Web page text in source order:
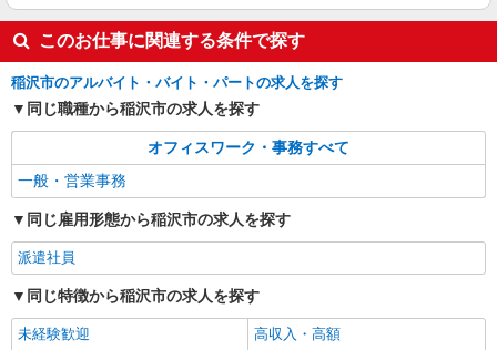
このお仕事に関連する条件で探す
稲沢市のアルバイト・バイト・パートの求人を探す
同じ職種から稲沢市の求人を探す
オフィスワーク・事務すべて
一般・営業事務
同じ雇用形態から稲沢市の求人を探す
派遣社員
同じ特徴から稲沢市の求人を探す
未経験歓迎
高収入・高額